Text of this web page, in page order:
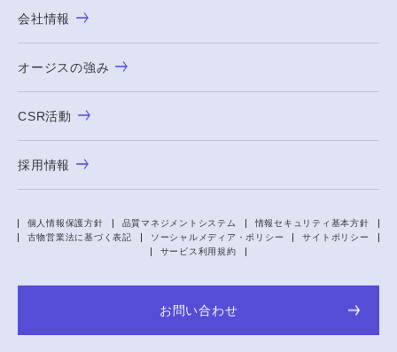
会社情報
オージスの強み
CSR活動
採用情報
個人情報保護方針 品質マネジメントシステム
情報セキュリティ基本方針
古物営業法に基づく表記
ソーシャルメディア・ポリシー
サイトポリシー
サービス利用規約
お問い合わせ